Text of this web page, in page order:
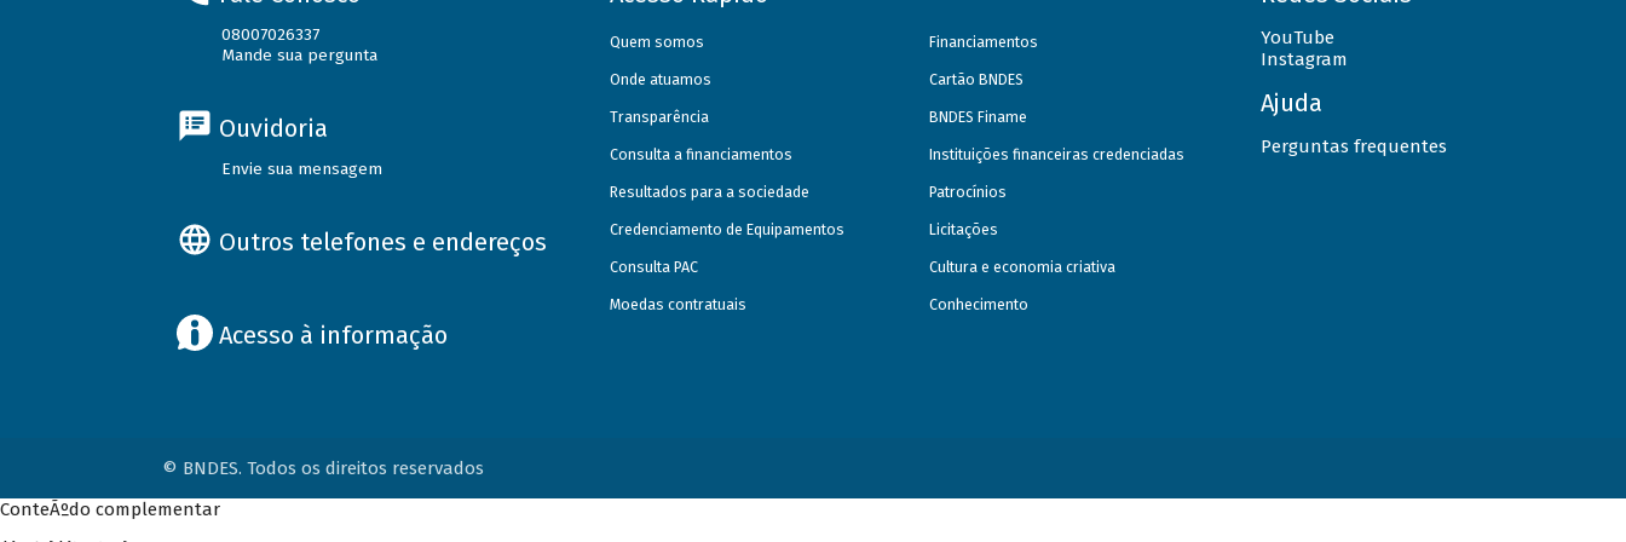
08007026337
Mande sua pergunta
Ouvidoria
Envie sua mensagem
Outros telefones e endereços
Acesso à informação
Quem somos
Onde atuamos
Transparência
Consulta a financiamentos
Resultados para a sociedade
Credenciamento de Equipamentos
Consulta PAC
Moedas contratuais
Financiamentos
Cartão BNDES
BNDES Finame
Instituições financeiras credenciadas
Patrocínios
Licitações
Cultura e economia criativa
Conhecimento
YouTube
Instagram
Ajuda
Perguntas frequentes
© BNDES. Todos os direitos reservados
ConteÃºdo complementar